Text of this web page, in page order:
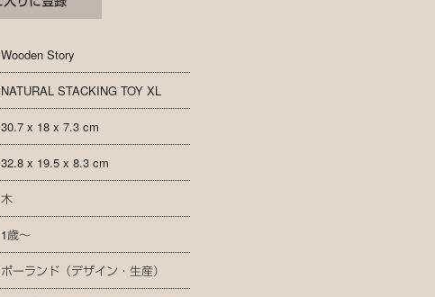
Wooden Story
NATURAL STACKING TOY XL
30.7 x 18 x 7.3 cm
32.8 x 19.5 x 8.3 cm
木
1歳～
ポーランド（デザイン・生産）